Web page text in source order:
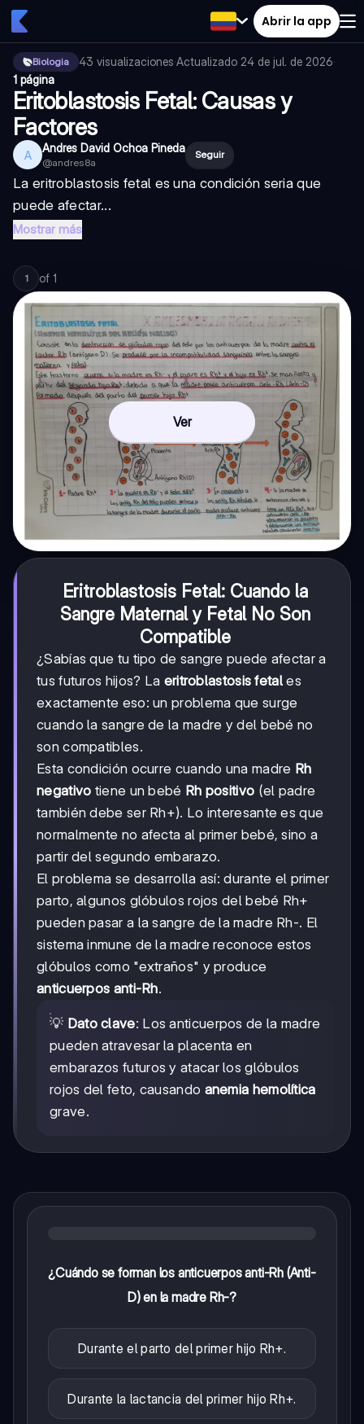
Abrir la app
Biologia 43 visualizaciones·Actualizado 24 de jul. de 2026·
1 página
Eritoblastosis Fetal: Causas y
Factores
A Andres David Ochoa Pineda
@andres8a
Seguir
La eritroblastosis fetal es una condición seria que
puede afectar...
Mostrar más
1 of 1
Ver
Eritroblastosis Fetal: Cuando la
Sangre Maternal y Fetal No Son
Compatible
¿Sabías que tu tipo de sangre puede afectar a
tus futuros hijos? La eritroblastosis fetales
exactamente eso: un problema que surge
cuando la sangre de la madre y del bebé no
son compatibles.
Esta condición ocurre cuando una madre Rh
negativo tiene un bebé Rh positivo (el padre
también debe ser Rh+). Lo interesante es que
normalmente no afecta al primer bebé, sino a
partir del segundo embarazo.
El problema se desarrolla así: durante el primer
parto, algunos glóbulos rojos del bebé Rh+
pueden pasar a la sangre de la madre Rh-. El
sistema inmune de la madre reconoce estos
glóbulos como "extraños" y produce
anticuerpos anti-Rh.
💡 Dato clave: Los anticuerpos de la madre
pueden atravesar la placenta en
embarazos futuros y atacar los glóbulos
rojos del feto, causando anemia hemolítica
grave.
¿Cuándo se forman los anticuerpos anti-Rh (Anti-
D) en la madre Rh-?
Durante el parto del primer hijo Rh+.
Durante la lactancia del primer hijo Rh+.